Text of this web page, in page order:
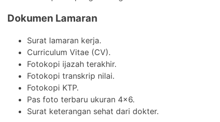
Dokumen Lamaran
Surat lamaran kerja.
Curriculum Vitae (CV).
Fotokopi ijazah terakhir.
Fotokopi transkrip nilai.
Fotokopi KTP.
Pas foto terbaru ukuran 4×6.
Surat keterangan sehat dari dokter.